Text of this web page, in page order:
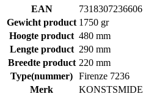
EAN
7318307236606
Gewicht product 1750 gr
Hoogte product 480 mm
Lengte product 290 mm
Breedte product 220 mm
Type(nummer) Firenze 7236
Merk
KONSTSMIDE